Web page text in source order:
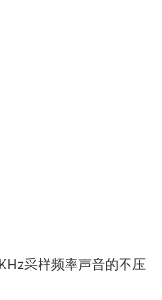
采样频率声音的不压